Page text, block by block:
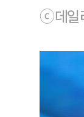
ⓒ데일